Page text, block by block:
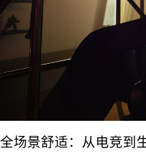
全场景舒适：从电竞到